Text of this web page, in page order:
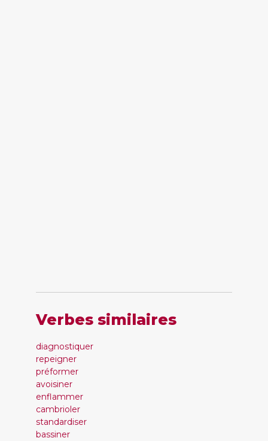
Verbes similaires
diagnostiquer
repeigner
préformer
avoisiner
enflammer
cambrioler
standardiser
bassiner